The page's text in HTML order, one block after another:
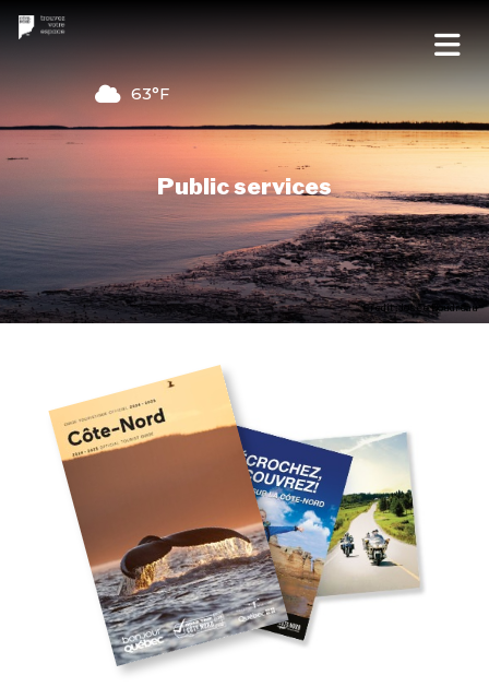
63°F
Public services
Credit : Josée Boudreau